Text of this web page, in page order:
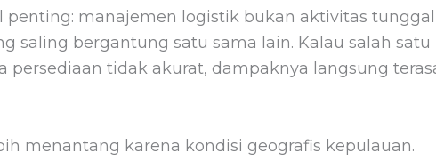
penting: manajemen logistik bukan aktivitas
saling bergantung satu sama lain. Kalau salah satu
persediaan tidak akurat, dampaknya langsung
menantang karena kondisi geografis kepulauan.